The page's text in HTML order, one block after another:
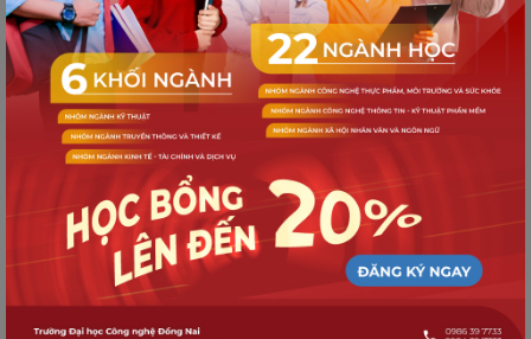
TUYỂN SINH
Quy trình nhập học dành cho Tân sinh
viên K21